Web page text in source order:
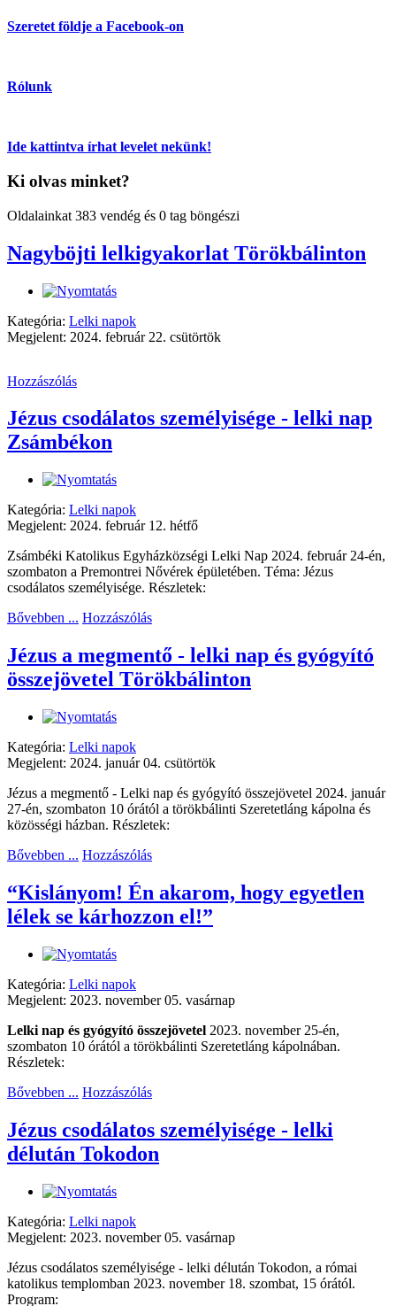
Szeretet földje a Facebook-on
Rólunk
Ide kattintva írhat levelet nekünk!
Ki olvas minket?
Oldalainkat 383 vendég és 0 tag böngészi
Nagyböjti lelkigyakorlat Törökbálinton
Kategória: Lelki napok
Megjelent: 2024. február 22. csütörtök
Hozzászólás
Jézus csodálatos személyisége - lelki nap
Zsámbékon
Kategória: Lelki napok
Megjelent: 2024. február 12. hétfő
Zsámbéki Katolikus Egyházközségi Lelki Nap 2024. február 24-én,
szombaton a Premontrei Nővérek épületében. Téma: Jézus
csodálatos személyisége. Részletek:
Bővebben ... Hozzászólás
Jézus a megmentő - lelki nap és gyógyító
összejövetel Törökbálinton
Kategória: Lelki napok
Megjelent: 2024. január 04. csütörtök
Jézus a megmentő - Lelki nap és gyógyító összejövetel 2024. január
27-én, szombaton 10 órától a törökbálinti Szeretetláng kápolna és
közösségi házban. Részletek:
Bővebben ... Hozzászólás
“Kislányom! Én akarom, hogy egyetlen
lélek se kárhozzon el!”
Kategória: Lelki napok
Megjelent: 2023. november 05. vasárnap
Lelki nap és gyógyító összejövetel 2023. november 25-én,
szombaton 10 órától a törökbálinti Szeretetláng kápolnában.
Részletek:
Bővebben ... Hozzászólás
Jézus csodálatos személyisége - lelki
délután Tokodon
Kategória: Lelki napok
Megjelent: 2023. november 05. vasárnap
Jézus csodálatos személyisége - lelki délután Tokodon, a római
katolikus templomban 2023. november 18. szombat, 15 órától.
Program: